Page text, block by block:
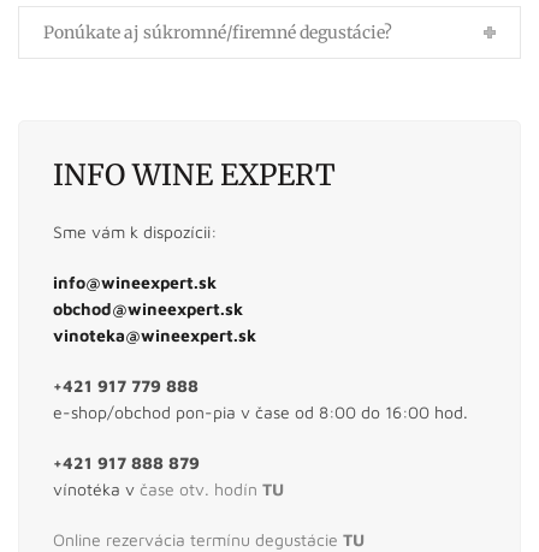
Ponúkate aj súkromné/firemné degustácie?
INFO WINE EXPERT
Sme vám k dispozícii:
info@wineexpert.sk
obchod@wineexpert.sk
vinoteka@wineexpert.sk
+421 917 779 888
e-shop/obchod pon-pia v čase od 8:00 do 16:00 hod.
+421 917 888 879
vínotéka v čase otv. hodín TU
Online rezervácia termínu degustácie TU